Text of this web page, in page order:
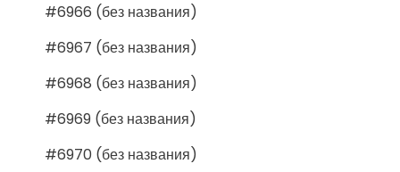
#6966 (без названия)
#6967 (без названия)
#6968 (без названия)
#6969 (без названия)
#6970 (без названия)